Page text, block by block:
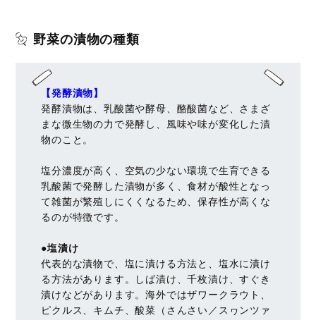
野菜の漬物の種類
【発酵漬物】
発酵漬物は、乳酸菌や酵母、酪酸菌など、さまざ
まな微生物の力で発酵し、風味や味が変化した漬
物のこと。
塩分濃度が高く、空気の少ない環境で生育できる
乳酸菌で発酵した漬物が多く、食材が酸性となっ
て雑菌が繁殖しにくくなるため、保存性が高くな
るのが特徴です。
●塩漬け
代表的な漬物で、塩に漬ける方法と、塩水に漬け
る方法があります。しば漬け、千枚漬け、すぐき
漬けなどがあります。海外ではザワークラウト、
ピクルス、キムチ、酸菜（さんさい／スヮンツァ